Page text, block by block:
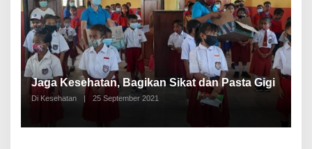
Jaga Kesehatan, Bagikan Sikat dan Pasta Gigi
Di Kesehatan | 25 September 2021